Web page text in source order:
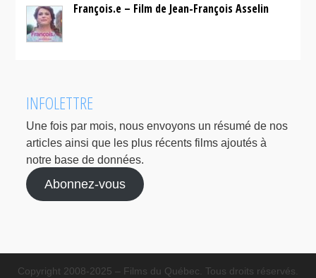
François.e – Film de Jean-François Asselin
INFOLETTRE
Une fois par mois, nous envoyons un résumé de nos
articles ainsi que les plus récents films ajoutés à
notre base de données.
Abonnez-vous
Copyright 2008-2025 – Films du Québec. Tous droits réservés.